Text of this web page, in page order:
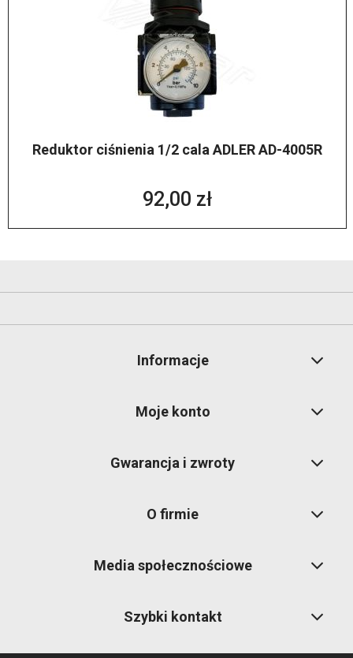
Reduktor ciśnienia 1/2 cala ADLER AD-4005R
92,00 zł
Informacje
Moje konto
Gwarancja i zwroty
O firmie
Media społecznościowe
Szybki kontakt